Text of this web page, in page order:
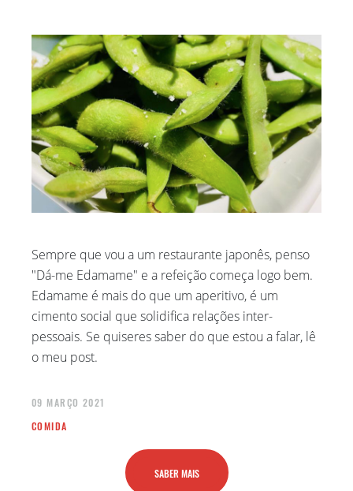
Sempre que vou a um restaurante japonês, penso
"Dá-me Edamame" e a refeição começa logo bem.
Edamame é mais do que um aperitivo, é um
cimento social que solidifica relações inter-
pessoais. Se quiseres saber do que estou a falar, lê
o meu post.
09 MARÇO 2021
COMIDA
SABER MAIS